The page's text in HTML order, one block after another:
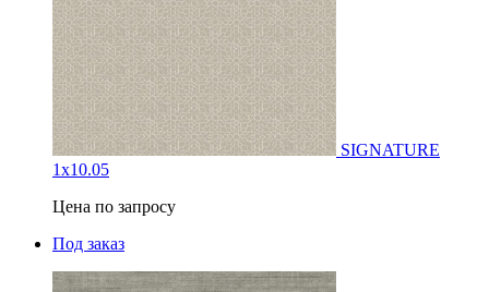
SIGNATURE
1х10.05
Цена по запросу
Под заказ